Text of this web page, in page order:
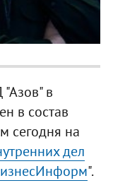
в
в состав
сегодня на
дел
".